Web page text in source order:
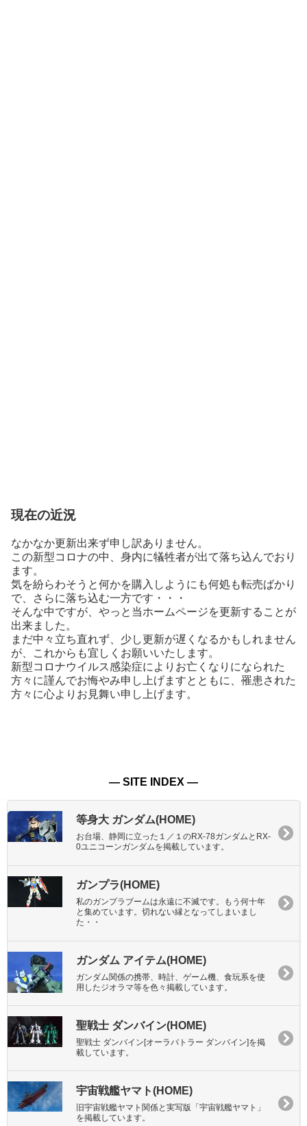
現在の近況
なかなか更新出来ず申し訳ありません。
この新型コロナの中、身内に犠牲者が出て落ち込んでおり
ます。
気を紛らわそうと何かを購入しようにも何処も転売ばかり
で、さらに落ち込む一方です・・・
そんな中ですが、やっと当ホームページを更新することが
出来ました。
まだ中々立ち直れず、少し更新が遅くなるかもしれません
が、これからも宜しくお願いいたします。
新型コロナウイルス感染症によりお亡くなりになられた
方々に謹んでお悔やみ申し上げますとともに、罹患された
方々に心よりお見舞い申し上げます。
― SITE INDEX ―
等身大 ガンダム(HOME)
お台場、静岡に立った１／１のRX-78ガンダムとRX-
0ユニコーンガンダムを掲載しています。
ガンプラ(HOME)
私のガンプラブームは永遠に不滅です。もう何十年
と集めています。切れない縁となってしまいまし
た・・
ガンダム アイテム(HOME)
ガンダム関係の携帯、時計、ゲーム機、食玩系を使
用したジオラマ等を色々掲載しています。
聖戦士 ダンバイン(HOME)
聖戦士 ダンバイン[オーラバトラー ダンバイン]を掲
載しています。
宇宙戦艦ヤマト(HOME)
旧宇宙戦艦ヤマト関係と実写版「宇宙戦艦ヤマト」
を掲載しています。